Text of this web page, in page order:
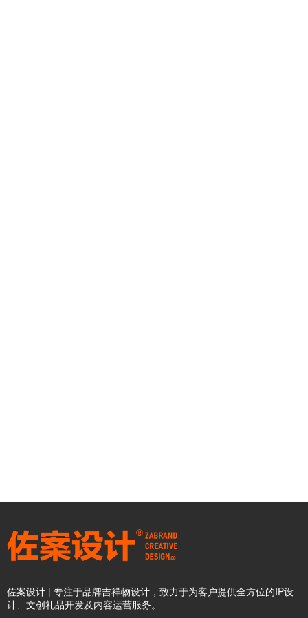
佐案设计 | 专注于品牌吉祥物设计，致力于为客户提供全方位的IP设
计、文创礼品开发及内容运营服务。